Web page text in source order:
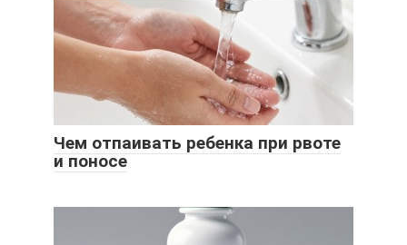
Чем отпаивать ребенка при рвоте
и поносе